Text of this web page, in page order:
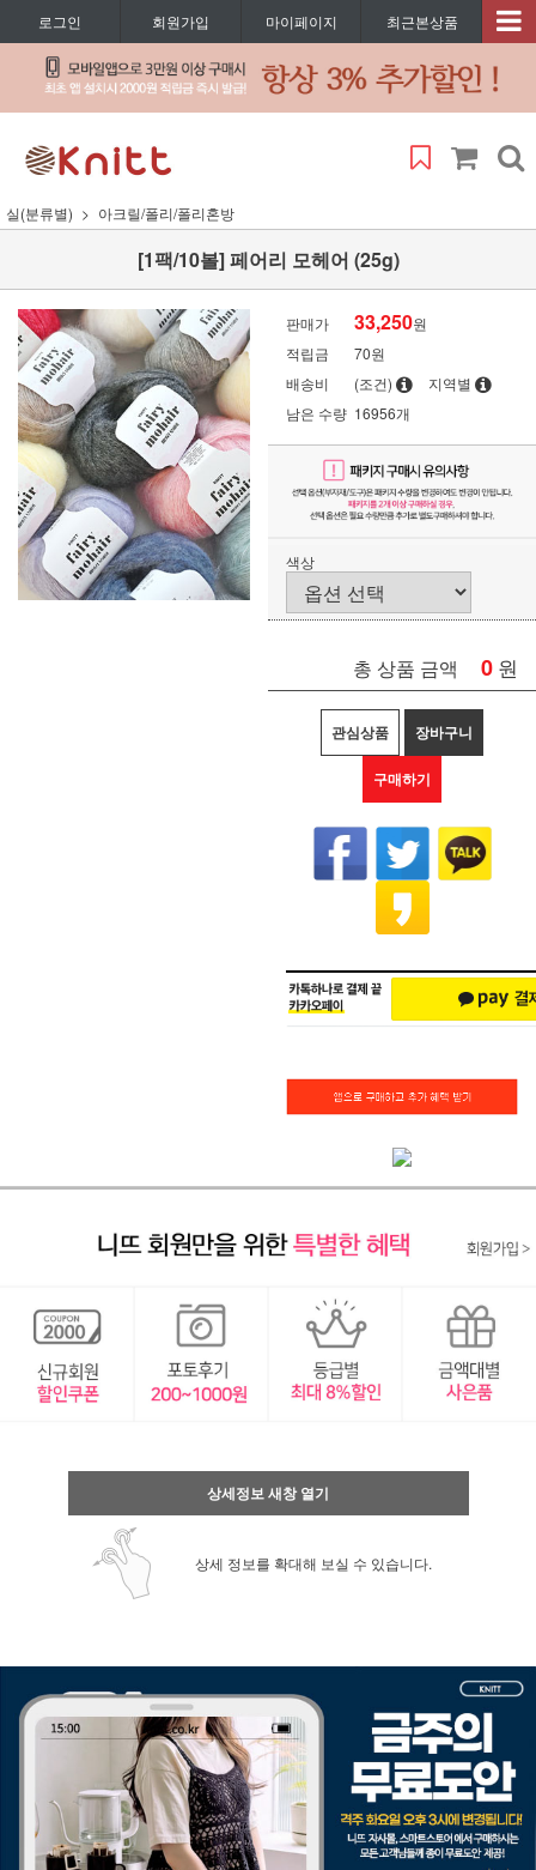
로그인 회원가입 마이페이지 최근본상품
실(분류별) 아크릴/폴리/폴리혼방
[1팩/10볼] 페어리 모헤어 (25g)
판매가 33,250원
적립금
70원
배송비
(조건)
지역별
남은 수량 16956개
색상
총 상품 금액 0 원
관심상품 장바구니
구매하기
상세정보 새창 열기
상세 정보를 확대해 보실 수 있습니다.